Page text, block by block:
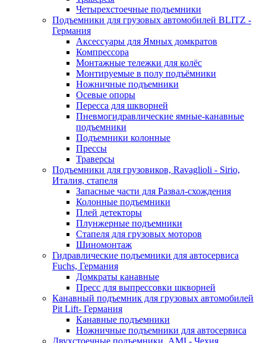
Четырехстоечные подъемники
Подъемники для грузовых автомобилей BLITZ -
Германия
Аксессуары для Ямных домкратов
Компрессора
Монтажные тележки для колёс
Монтируемые в полу подъёмники
Ножничные подъемники
Осевые опоры
Пересса для шкворней
Пневмогидравлические ямные-канавные
подъемники
Подъемники колонные
Прессы
Траверсы
Подъемники для грузовиков, Ravaglioli - Sirio,
Италия, стапеля
Запасные части для Развал-схождения
Колонные подъемники
Плей детекторы
Плунжерные подъемники
Стапеля для грузовых моторов
Шиномонтаж
Гидравлические подъемники для автосервиса
Fuchs, Германия
Домкраты канавные
Пресс для выпрессовки шкворней
Канавный подъемник для грузовых автомобилей
Pit Lift- Германия
Канавные подъемники
Ножничные подъемники для автосервиса
Двухстоечные подъемники, АМІ - Чехия